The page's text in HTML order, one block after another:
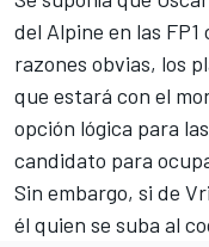
del Alpine en las
razones obvias, los
que estará con el
opción lógica para
candidato para
Sin embargo, si de
él quien se suba al